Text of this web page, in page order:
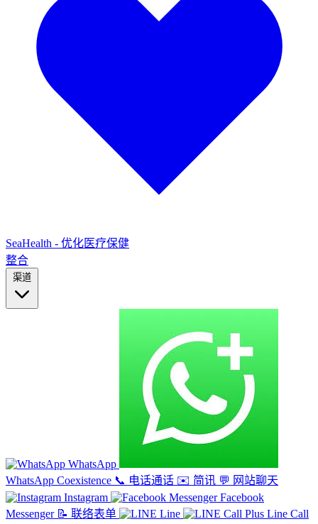
SeaHealth - 优化医疗保健
整合
渠道
WhatsApp
WhatsApp Coexistence 📞 电话通话 ✉️ 简讯 💬 网站聊天
Instagram
Facebook
Messenger 📝 联络表单 Line
Line Call